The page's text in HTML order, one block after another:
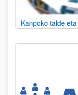
Kanpoko talde